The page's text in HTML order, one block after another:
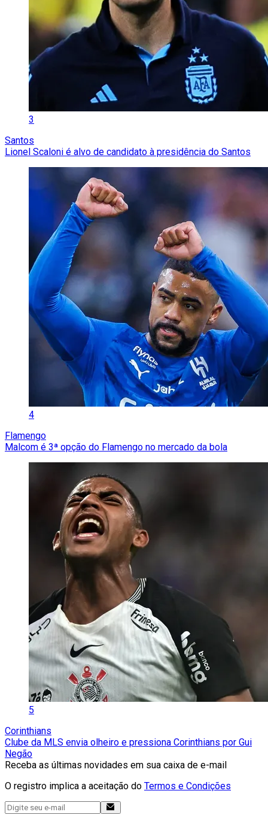
3
Santos
Lionel Scaloni é alvo de candidato à presidência do Santos
4
Flamengo
Malcom é 3ª opção do Flamengo no mercado da bola
5
Corinthians
Clube da MLS envia olheiro e pressiona Corinthians por Gui
Negão
Receba as últimas novidades em sua caixa de e-mail
O registro implica a aceitação do Termos e Condições